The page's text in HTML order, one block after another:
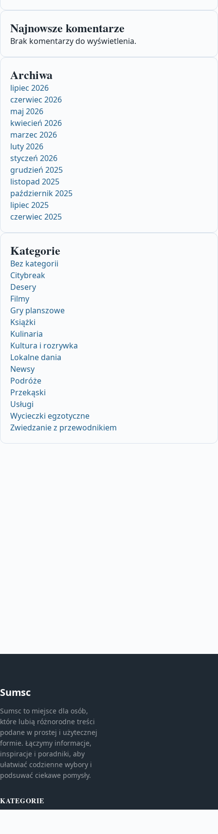
Najnowsze komentarze
Brak komentarzy do wyświetlenia.
Archiwa
lipiec 2026
czerwiec 2026
maj 2026
kwiecień 2026
marzec 2026
luty 2026
styczeń 2026
grudzień 2025
listopad 2025
październik 2025
lipiec 2025
czerwiec 2025
Kategorie
Bez kategorii
Citybreak
Desery
Filmy
Gry planszowe
Książki
Kulinaria
Kultura i rozrywka
Lokalne dania
Newsy
Podróże
Przekąski
Usługi
Wycieczki egzotyczne
Zwiedzanie z przewodnikiem
Sumsc
Sumsc to miejsce dla osób,
które lubią różnorodne treści
podane w prostej i użytecznej
formie. Łączymy informacje,
inspiracje i poradniki, aby
ułatwiać codzienne wybory i
podsuwać ciekawe pomysły.
KATEGORIE